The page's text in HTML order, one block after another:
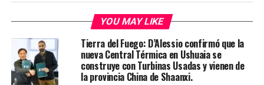
YOU MAY LIKE
Tierra del Fuego: D’Alessio confirmó que la
nueva Central Térmica en Ushuaia se
construye con Turbinas Usadas y vienen de
la provincia China de Shaanxi.